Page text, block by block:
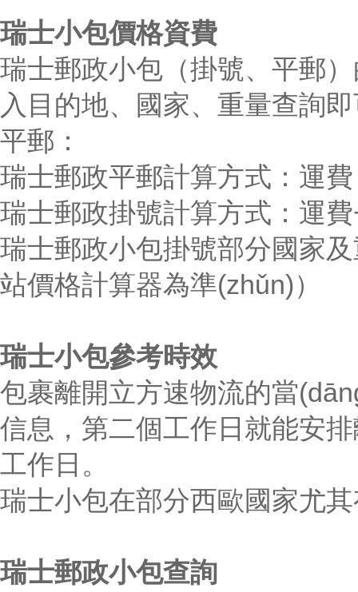
瑞士小包價格資費
瑞士郵政小包（掛號、平郵）
入目的地、國家、重量查詢即
平郵：
瑞士郵政平郵計算方式：運費
瑞士郵政掛號計算方式：運
瑞士郵政小包掛號部分國家
站價格計算器為準(zhǔn)）
瑞士小包參考時效
包裹離開立方速物流的當
信息，第二個工作日就能安
工作日。
瑞士小包在部分西歐國家尤其有
瑞士郵政小包查詢